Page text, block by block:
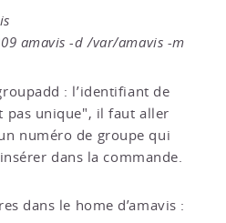
amavis -d /var/amavis -m
: l’identifiant de
pas unique", il faut aller
numéro de groupe qui
dans la commande.
dans le home d’amavis :